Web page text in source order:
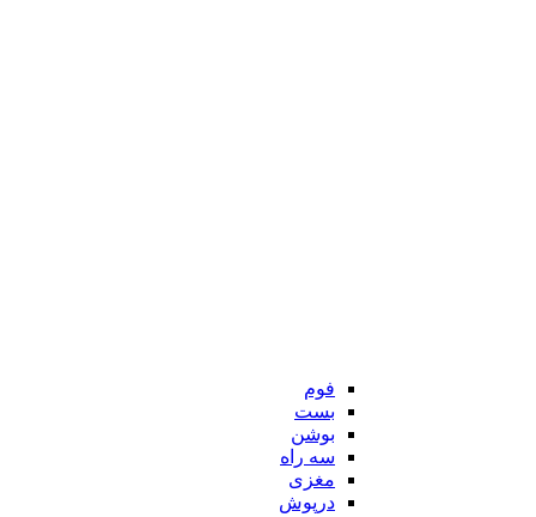
فوم
بست
بوشن
سه راه
مغزی
درپوش